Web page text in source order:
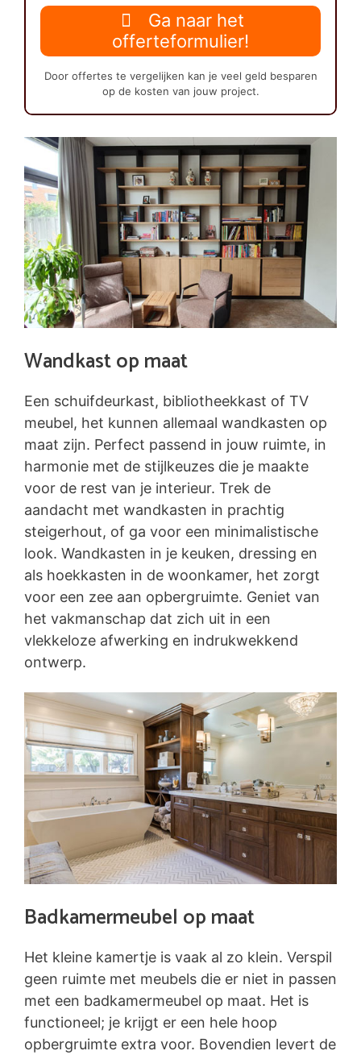
Ga naar het
offerteformulier!
Door offertes te vergelijken kan je veel geld besparen
op de kosten van jouw project.
Wandkast op maat
Een schuifdeurkast, bibliotheekkast of TV
meubel, het kunnen allemaal wandkasten op
maat zijn. Perfect passend in jouw ruimte, in
harmonie met de stijlkeuzes die je maakte
voor de rest van je interieur. Trek de
aandacht met wandkasten in prachtig
steigerhout, of ga voor een minimalistische
look. Wandkasten in je keuken, dressing en
als hoekkasten in de woonkamer, het zorgt
voor een zee aan opbergruimte. Geniet van
het vakmanschap dat zich uit in een
vlekkeloze afwerking en indrukwekkend
ontwerp.
Badkamermeubel op maat
Het kleine kamertje is vaak al zo klein. Verspil
geen ruimte met meubels die er niet in passen
met een badkamermeubel op maat. Het is
functioneel; je krijgt er een hele hoop
opbergruimte extra voor. Bovendien levert de